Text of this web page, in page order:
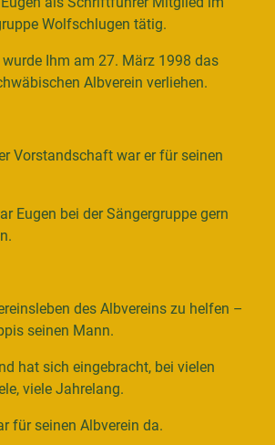
Wolfschlugen tätig.
Ihm am 27. März 1998 das
Albverein verliehen.
Vorstandschaft war er für seinen
Eugen bei der Sängergruppe gern
des Albvereins zu helfen –
seinen Mann.
hat sich eingebracht, bei vielen
viele Jahrelang.
für seinen Albverein da.